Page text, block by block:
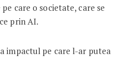
care o societate, care se
prin AI.
impactul pe care l-ar putea